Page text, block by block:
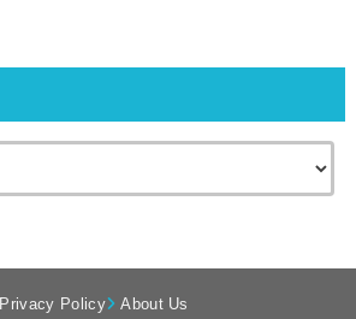
Privacy Policy About Us